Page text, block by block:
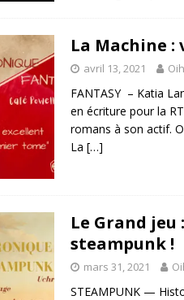
La Machine :
avril 13, 2021
FANTASY – Katia
en écriture pour la
romans à son actif.
La […]
Le Grand jeu
steampunk !
mars 31, 2021
STEAMPUNK —